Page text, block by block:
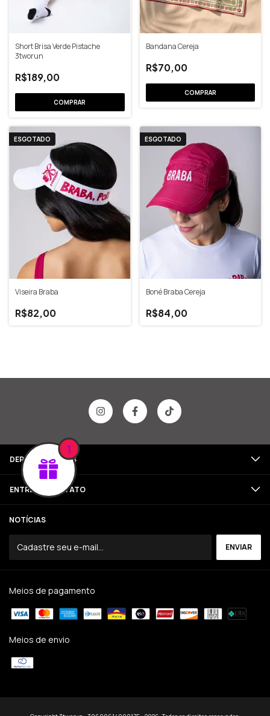
Short Brisa Verde Pistache
3tworun
R$189,00
COMPRAR
Bandana Cereja
R$70,00
ESGOTADO
Viseira Braba
R$82,00
ESGOTADO
Boné Braba Cereja
R$84,00
DEPARTAMENTOS
ENTRE EM CONTATO
NOTÍCIAS
Meios de pagamento
Meios de envio
1